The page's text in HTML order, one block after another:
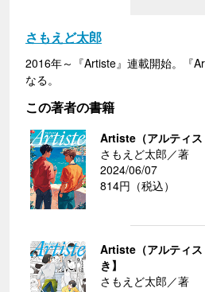
さもえど太郎
2016年～『Artiste』連載開始。『
なる。
この著者の書籍
Artiste（アルティ
さもえど太郎／著
2024/06/07
814円（税込）
Artiste（アルティ
き】
さもえど太郎／著